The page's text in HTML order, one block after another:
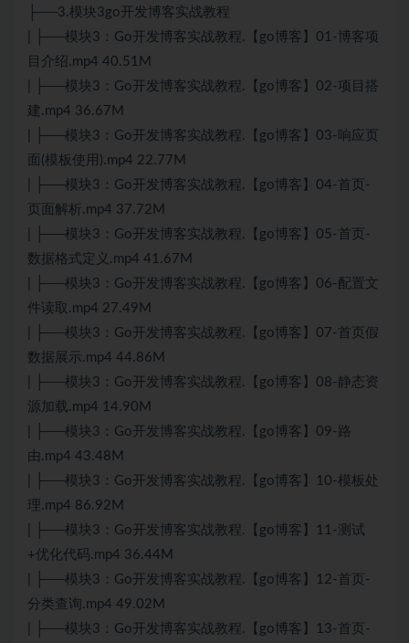
├──3.模块3go开发博客实战教程
| ├──模块3：Go开发博客实战教程.【go博客】01-博客项
目介绍.mp4 40.51M
| ├──模块3：Go开发博客实战教程.【go博客】02-项目搭
建.mp4 36.67M
| ├──模块3：Go开发博客实战教程.【go博客】03-响应页
面(模板使用).mp4 22.77M
| ├──模块3：Go开发博客实战教程.【go博客】04-首页-
页面解析.mp4 37.72M
| ├──模块3：Go开发博客实战教程.【go博客】05-首页-
数据格式定义.mp4 41.67M
| ├──模块3：Go开发博客实战教程.【go博客】06-配置文
件读取.mp4 27.49M
| ├──模块3：Go开发博客实战教程.【go博客】07-首页假
数据展示.mp4 44.86M
| ├──模块3：Go开发博客实战教程.【go博客】08-静态资
源加载.mp4 14.90M
| ├──模块3：Go开发博客实战教程.【go博客】09-路
由.mp4 43.48M
| ├──模块3：Go开发博客实战教程.【go博客】10-模板处
理.mp4 86.92M
| ├──模块3：Go开发博客实战教程.【go博客】11-测试
+优化代码.mp4 36.44M
| ├──模块3：Go开发博客实战教程.【go博客】12-首页-
分类查询.mp4 49.02M
| ├──模块3：Go开发博客实战教程.【go博客】13-首页-